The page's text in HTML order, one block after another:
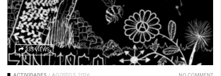
335 VIEWS